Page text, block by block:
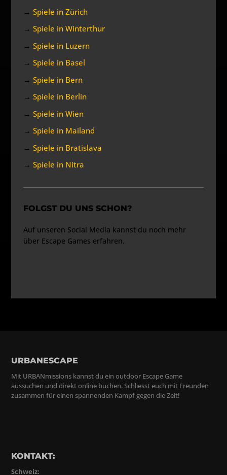
→Spiele in Zürich
→Spiele in Winterthur
→Spiele in Luzern
→Spiele in Basel
→Spiele in Bern
→Spiele in Berlin
→Spiele in Wien
→Spiele in Mailand
→Spiele in Bratislava
→Spiele in Nitra
FOLGST DU UNS SCHON?
Auf unseren Social Media kannst du noch mehr
über Escape Games erfahren.
URBANESCAPE
Mit URBANmissions kannst du ein outdoor Escape Game
aussuchen und direkt online buchen. Schliesst euch mit Freunden
zusammen für einen spannenden Kampf gegen die Zeit!
KONTAKT:
Schweiz: